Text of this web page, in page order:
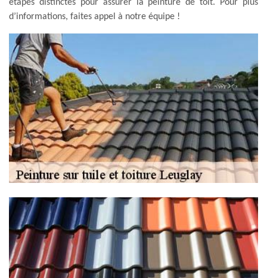
étapes distinctes pour assurer la peinture de toit. Pour plus
d’informations, faites appel à notre équipe !